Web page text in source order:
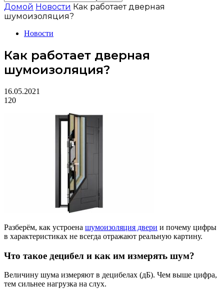
Домой Новости Как работает дверная
шумоизоляция?
Новости
Как работает дверная
шумоизоляция?
16.05.2021
120
Разберём, как устроена шумоизоляция двери и почему цифры
в характеристиках не всегда отражают реальную картину.
Что такое децибел и как им измерять шум?
Величину шума измеряют в децибелах (дБ). Чем выше цифра,
тем сильнее нагрузка на слух.